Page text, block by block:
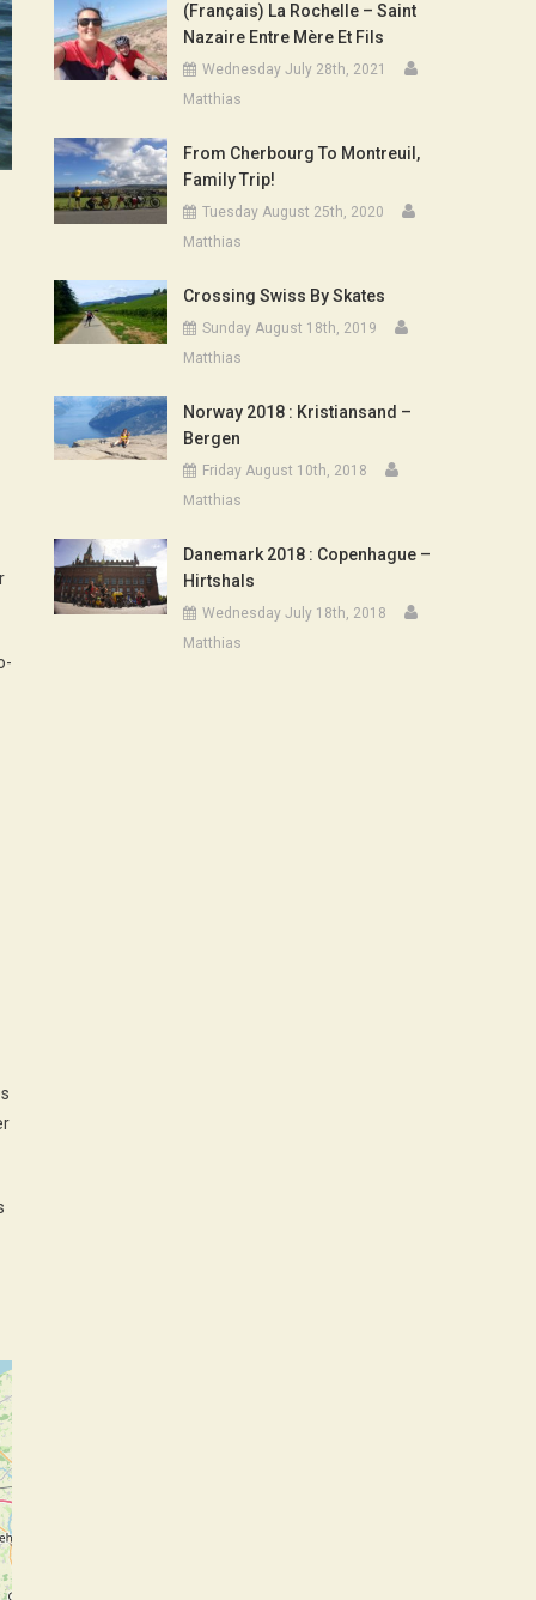
(Français) La Rochelle – Saint
Nazaire Entre Mère Et Fils
Wednesday July 28th, 2021
Matthias
From Cherbourg To Montreuil,
Family Trip!
Tuesday August 25th, 2020
Matthias
Crossing Swiss By Skates
Sunday August 18th, 2019
Matthias
Norway 2018 : Kristiansand –
Bergen
Friday August 10th, 2018
Matthias
Danemark 2018 : Copenhague –
Hirtshals
Wednesday July 18th, 2018
Matthias